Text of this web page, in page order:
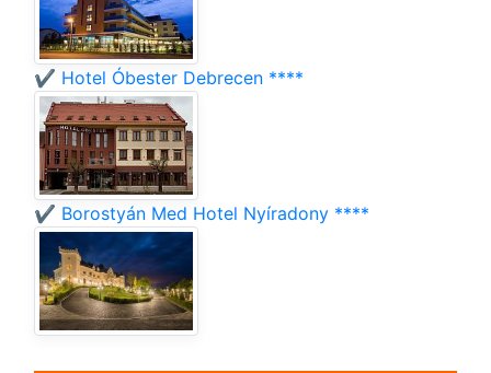
✔️ Hotel Óbester Debrecen ****
✔️ Borostyán Med Hotel Nyíradony ****